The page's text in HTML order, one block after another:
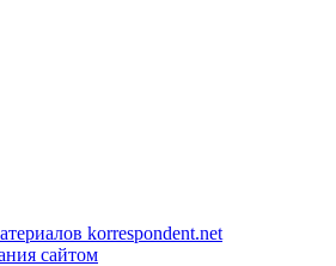
korrespondent.net
сайтом